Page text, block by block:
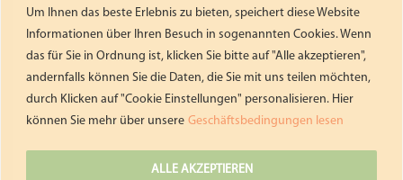
Um Ihnen das beste Erlebnis zu bieten, speichert diese Website
Informationen über Ihren Besuch in sogenannten Cookies. Wenn
das für Sie in Ordnung ist, klicken Sie bitte auf "Alle akzeptieren",
andernfalls können Sie die Daten, die Sie mit uns teilen möchten,
durch Klicken auf "Cookie Einstellungen" personalisieren. Hier
können Sie mehr über unsere Geschäftsbedingungen lesen
ALLE AKZEPTIEREN